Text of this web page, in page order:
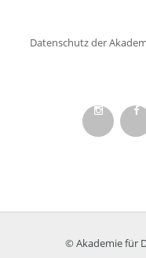
Datenschutz der
© Akademie für